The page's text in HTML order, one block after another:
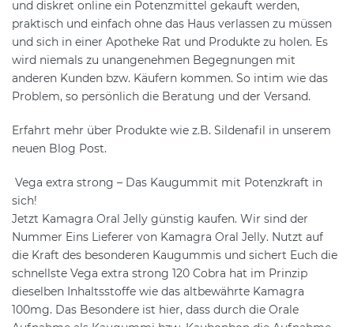
und diskret online ein Potenzmittel gekauft werden,
praktisch und einfach ohne das Haus verlassen zu müssen
und sich in einer Apotheke Rat und Produkte zu holen. Es
wird niemals zu unangenehmen Begegnungen mit
anderen Kunden bzw. Käufern kommen. So intim wie das
Problem, so persönlich die Beratung und der Versand.
Erfahrt mehr über Produkte wie z.B. Sildenafil in unserem
neuen Blog Post.
Vega extra strong – Das Kaugummit mit Potenzkraft in
sich!
Jetzt Kamagra Oral Jelly günstig kaufen. Wir sind der
Nummer Eins Lieferer von Kamagra Oral Jelly. Nutzt auf
die Kraft des besonderen Kaugummis und sichert Euch die
schnellste Vega extra strong 120 Cobra hat im Prinzip
dieselben Inhaltsstoffe wie das altbewährte Kamagra
100mg. Das Besondere ist hier, dass durch die Orale